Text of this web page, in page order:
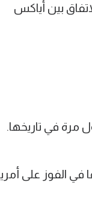
4 مواسم بعد إتمام الاتفاق بين أياكس
مرة في تاريخها.
كامل وسجل هدفا في الفوز على